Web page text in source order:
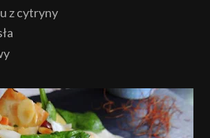
z cytryny